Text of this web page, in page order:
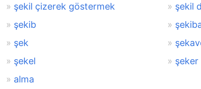
şekil çizerek göstermek
şekil
şekib
şek
şekel
şeker
alma